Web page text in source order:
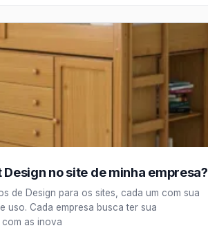
Design no site de minha empresa?
de Design para os sites, cada um com sua
uso. Cada empresa busca ter sua
as inova